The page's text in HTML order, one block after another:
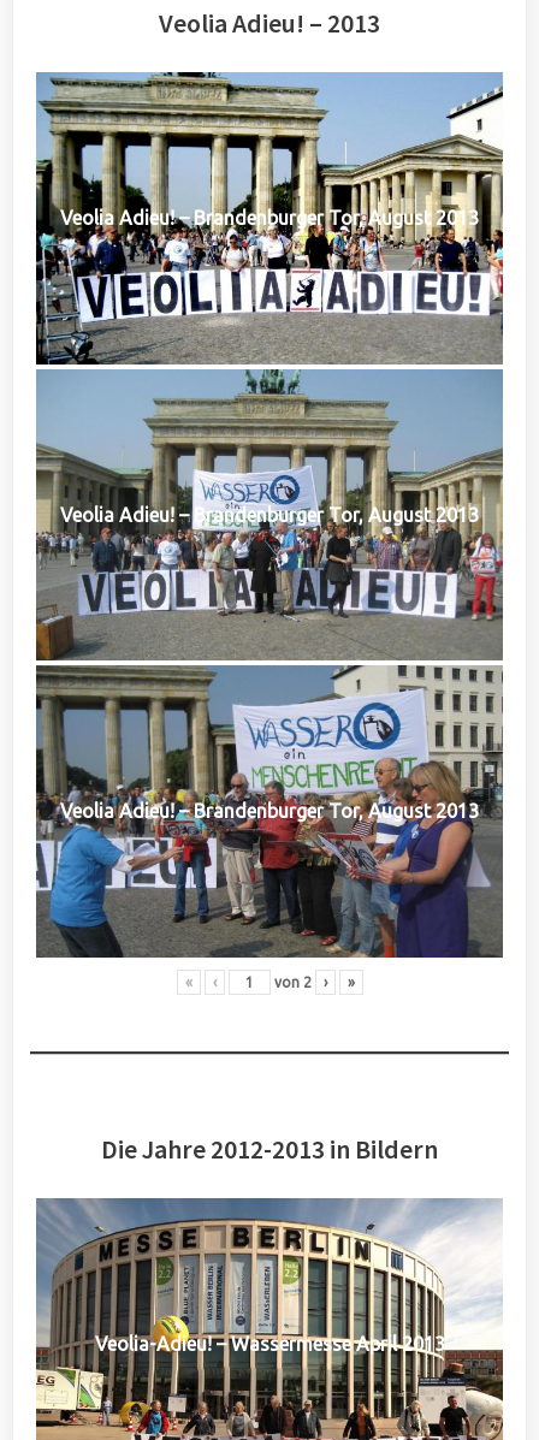
Veolia Adieu! – 2013
Veolia Adieu! – Brandenburger Tor, August 2013
Veolia Adieu! – Brandenburger Tor, August 2013
Veolia Adieu! – Brandenburger Tor, August 2013
« ‹ von 2 › »
Die Jahre 2012-2013 in Bildern
Veolia-Adieu! – Wassermesse April 2013